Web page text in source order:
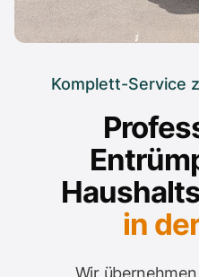
Komplett-Service
in
Wir